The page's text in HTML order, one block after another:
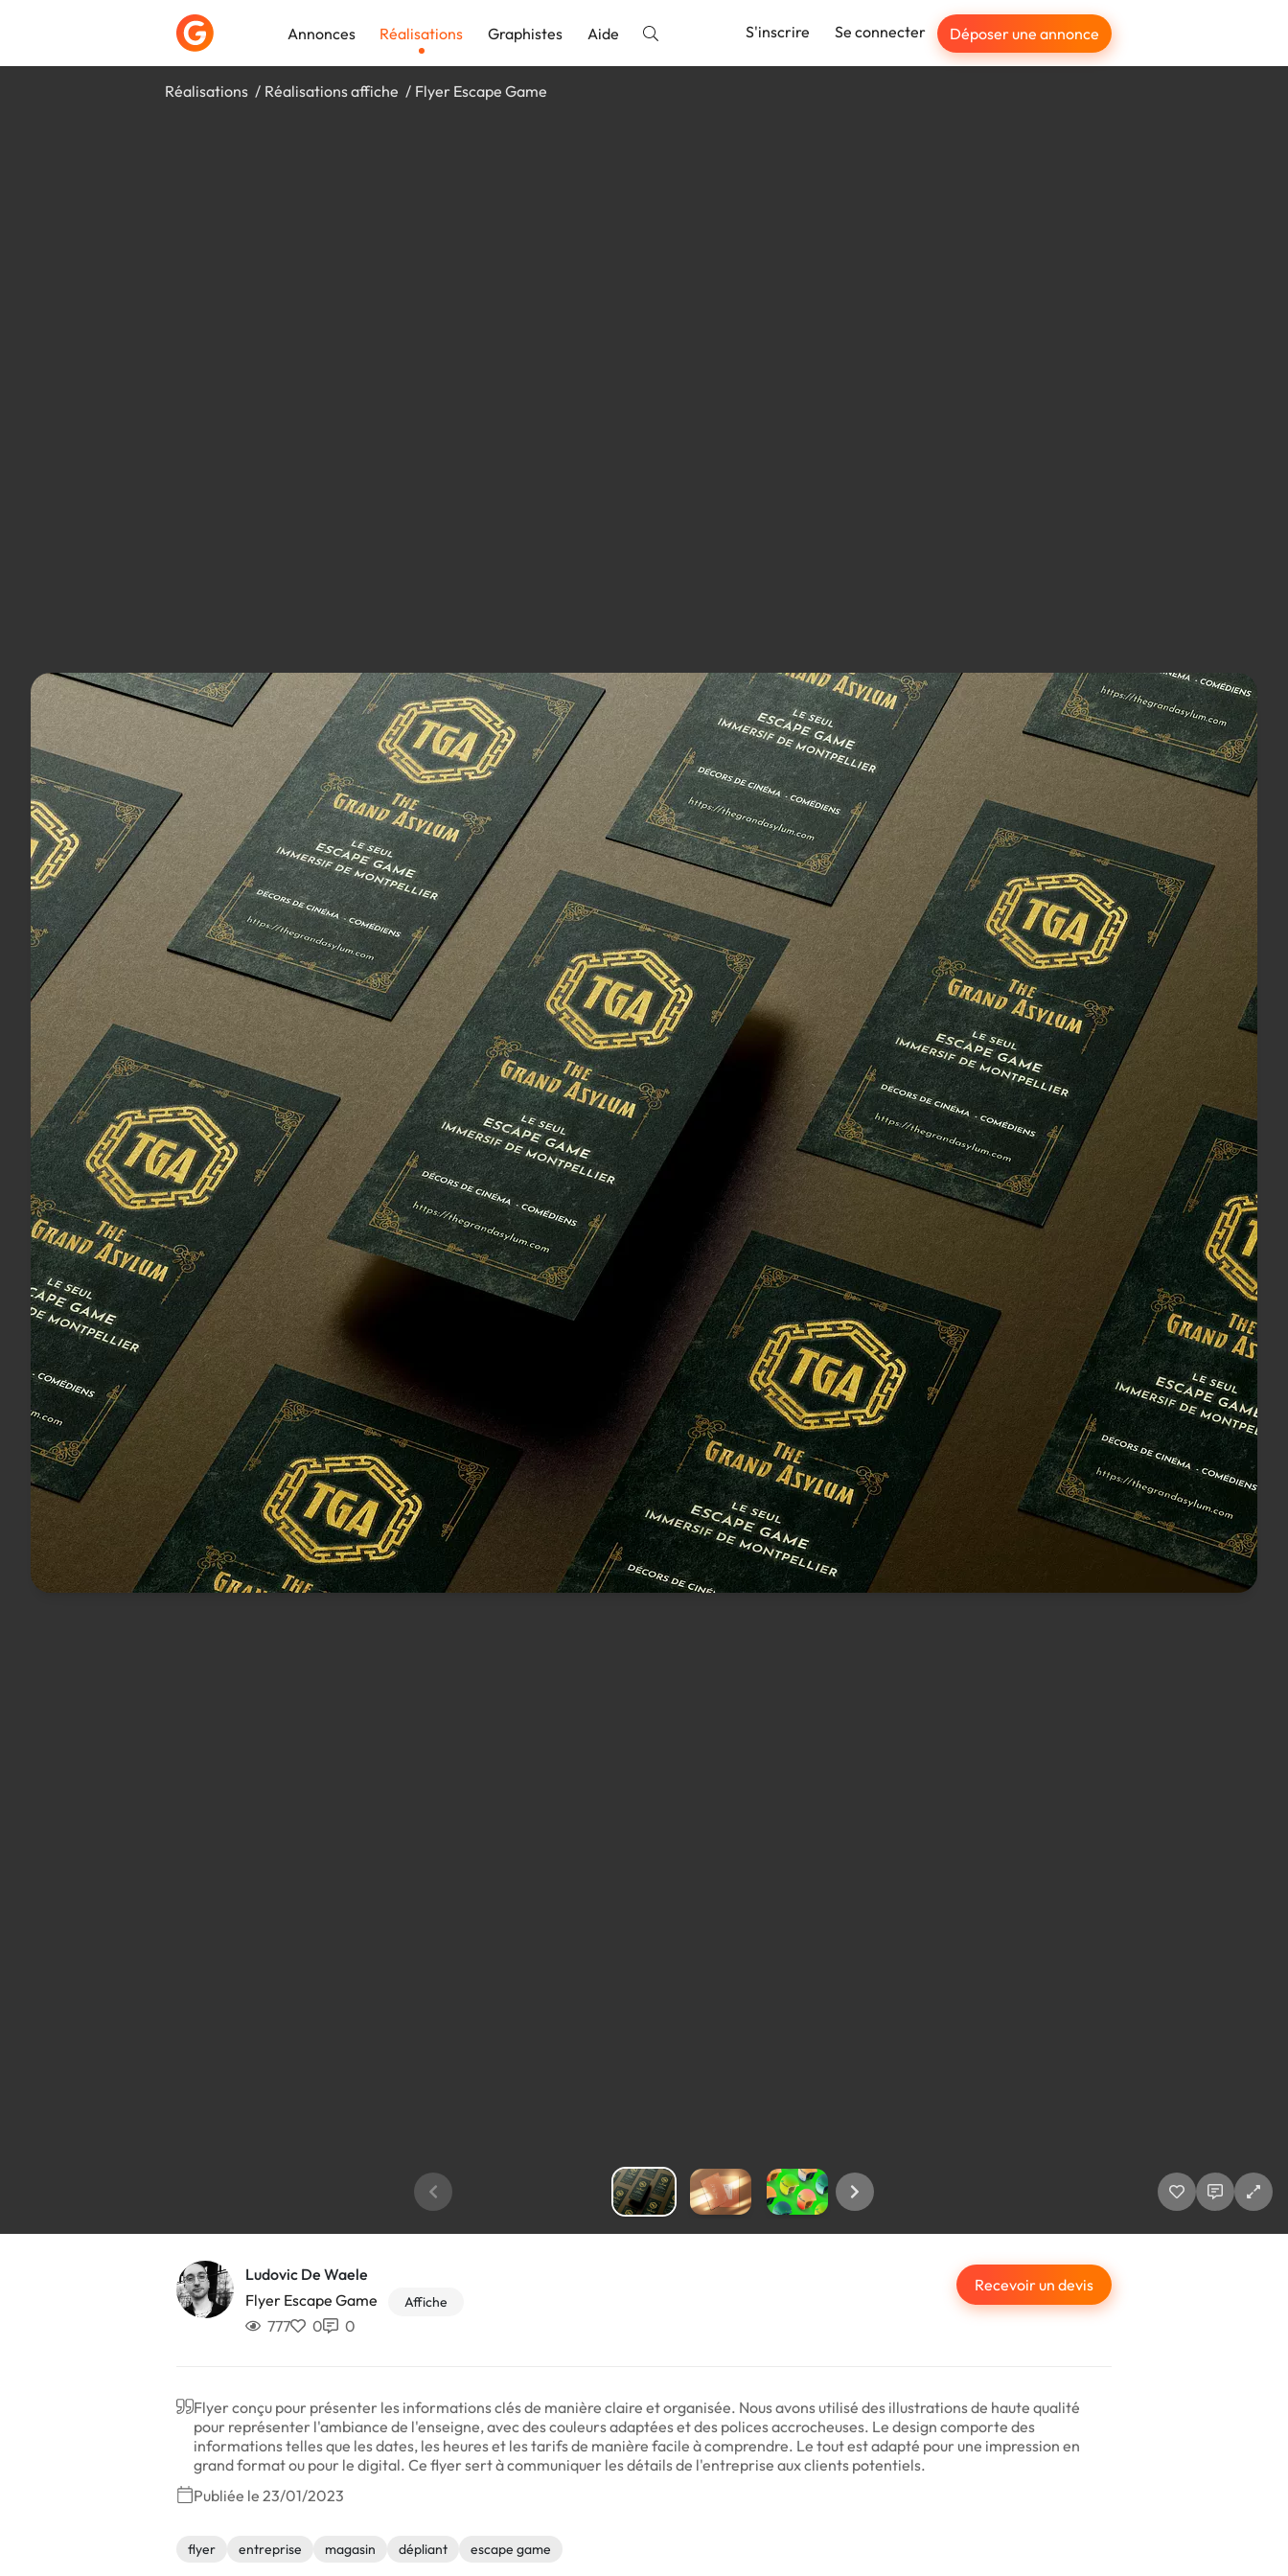
Annonces Réalisations Graphistes Aide S'inscrire Se connecter Déposer une annonce
Réalisations Réalisations affiche Flyer Escape Game
Ludovic De Waele
Flyer Escape Game
Affiche
777 0 0
Recevoir un devis
Flyer conçu pour présenter les informations clés de manière claire et organisée. Nous avons utilisé des illustrations de haute qualité
pour représenter l'ambiance de l'enseigne, avec des couleurs adaptées et des polices accrocheuses. Le design comporte des
informations telles que les dates, les heures et les tarifs de manière facile à comprendre. Le tout est adapté pour une impression en
grand format ou pour le digital. Ce flyer sert à communiquer les détails de l'entreprise aux clients potentiels.
Publiée le 23/01/2023
flyer entreprise magasin dépliant escape game